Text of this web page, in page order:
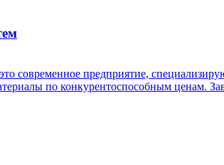
современное предприятие,
по конкурентоспособным ценам.